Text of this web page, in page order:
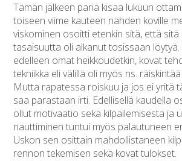
Tämän jälkeen paria kisaa lukuun
toiseen viime kauteen nähden koville
viskominen osoitti etenkin sitä, että sitä
tasaisuutta oli alkanut tosissaan
edelleen omat heikkoudetkin, kovat
tekniikka eli välillä oli myös ns.
Mutta rapatessa roiskuu ja jos ei yritä
saa parastaan irti. Edellisellä kaudella
ollut motivaatio sekä kilpailemisesta ja
nauttiminen tuntui myös palautuneen
Uskon sen osittain mahdollistaneen
rennon tekemisen sekä kovat tulokset.